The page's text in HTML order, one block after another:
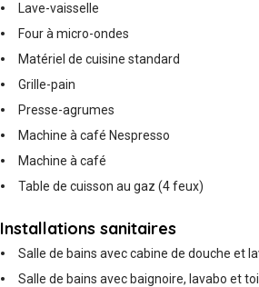
Lave-vaisselle
Four à micro-ondes
Matériel de cuisine standard
Grille-pain
Presse-agrumes
Machine à café Nespresso
Machine à café
Table de cuisson au gaz (4 feux)
Installations sanitaires
Salle de bains avec cabine de douche et
Salle de bains avec baignoire, lavabo et